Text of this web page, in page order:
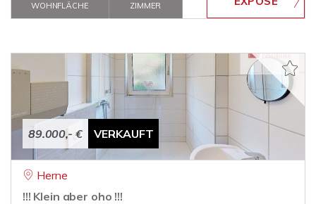
WOHNFLÄCHE
ZIMMER
89.000,- € VERKAUFT
Herne
!!! Klein aber oho !!!